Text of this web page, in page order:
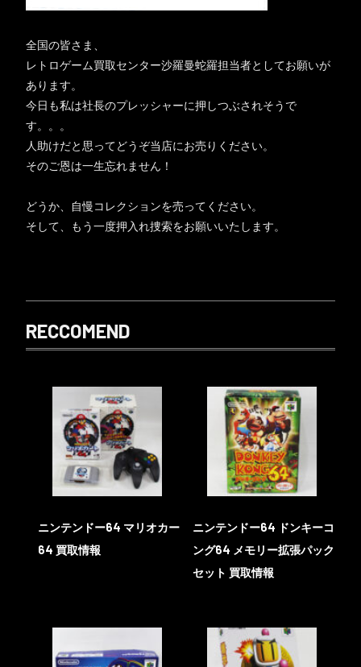
全国の皆さま、
レトロゲーム買取センター沙羅曼蛇羅担当者としてお願いが
あります。
今日も私は社長のプレッシャーに押しつぶされそうで
す。。。
人助けだと思ってどうぞ当店にお売りください。
そのご恩は一生忘れません！
どうか、自慢コレクションを売ってください。
そして、もう一度押入れ捜索をお願いいたします。
RECCOMEND
ニンテンドー64 マリオカー
64 買取情報
ニンテンドー64 ドンキーコ
ング64 メモリー拡張パック
セット 買取情報